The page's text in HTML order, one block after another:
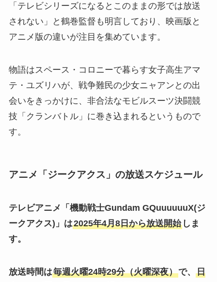
「テレビシリーズになるとこのままの形では放送
されない」と鶴巻監督も明言しており、映画版と
アニメ版の違いが注目を集めています。
物語はスペース・コロニーで暮らす女子高生アマ
テ・ユズリハが、戦争難民の少女ニャアンとの出
会いをきっかけに、非合法なモビルスーツ決闘競
技「クランバトル」に巻き込まれるというもので
す。
アニメ「ジークアクス」の放送スケジュール
テレビアニメ「機動戦士Gundam GQuuuuuuX(ジ
ークアクス)」は2025年4月8日から放送開始しま
す。
放送時間は毎週火曜24時29分（火曜深夜）で、 日